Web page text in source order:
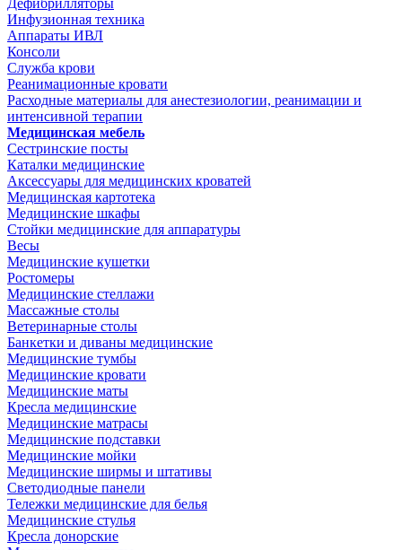
Дефибрилляторы
Инфузионная техника
Аппараты ИВЛ
Консоли
Служба крови
Реанимационные кровати
Расходные материалы для анестезиологии, реанимации и
интенсивной терапии
Медицинская мебель
Сестринские посты
Каталки медицинские
Аксессуары для медицинских кроватей
Медицинская картотека
Медицинские шкафы
Стойки медицинские для аппаратуры
Весы
Медицинские кушетки
Ростомеры
Медицинские стеллажи
Массажные столы
Ветеринарные столы
Банкетки и диваны медицинские
Медицинские тумбы
Медицинские кровати
Медицинские маты
Кресла медицинские
Медицинские матрасы
Медицинские подставки
Медицинские мойки
Медицинские ширмы и штативы
Светодиодные панели
Тележки медицинские для белья
Медицинские стулья
Кресла донорские